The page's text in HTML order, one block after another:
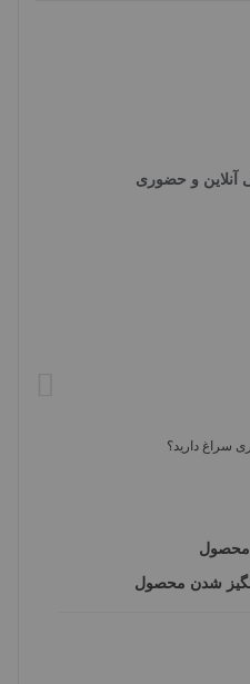
آنلاین و حضوری
سراغ دارید؟
محصول
شدن محصول